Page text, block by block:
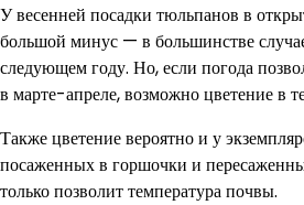
У весенней посадки тюльпанов в
большой минус — в большинстве
следующем году. Но, если погода
в марте-апреле, возможно цветение в
Также цветение вероятно и у
посаженных в горшочки и
только позволит температура почвы.